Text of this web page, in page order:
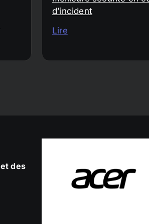
d’incident
Lire
et des